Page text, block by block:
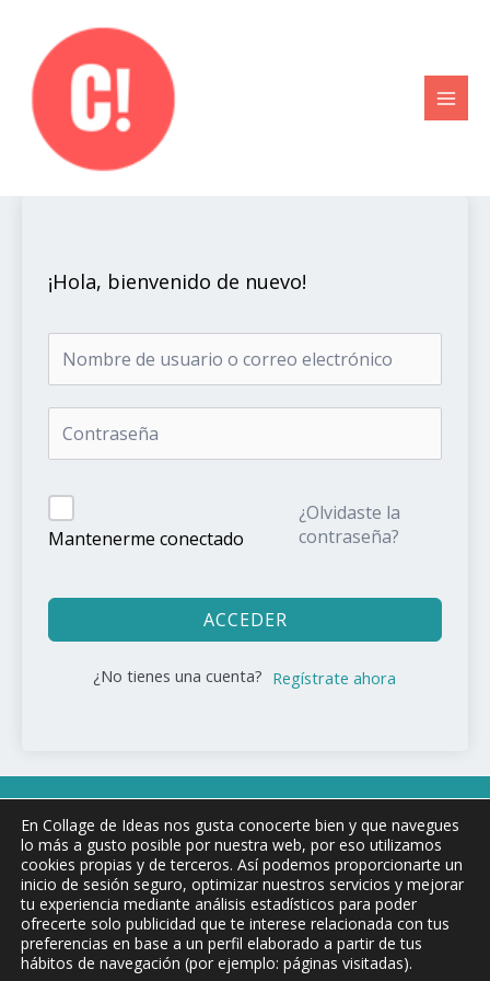
contenido
¡Hola, bienvenido de nuevo!
Mantenerme conectado
¿Olvidaste la
contraseña?
ACCEDER
¿No tienes una cuenta? Regístrate ahora
Aviso Legal y condiciones de uso
Política de privacidad
Política de Cookies
En Collage de Ideas nos gusta conocerte bien y que navegues
lo más a gusto posible por nuestra web, por eso utilizamos
cookies propias y de terceros. Así podemos proporcionarte un
inicio de sesión seguro, optimizar nuestros servicios y mejorar
tu experiencia mediante análisis estadísticos para poder
ofrecerte solo publicidad que te interese relacionada con tus
preferencias en base a un perfil elaborado a partir de tus
hábitos de navegación (por ejemplo: páginas visitadas).